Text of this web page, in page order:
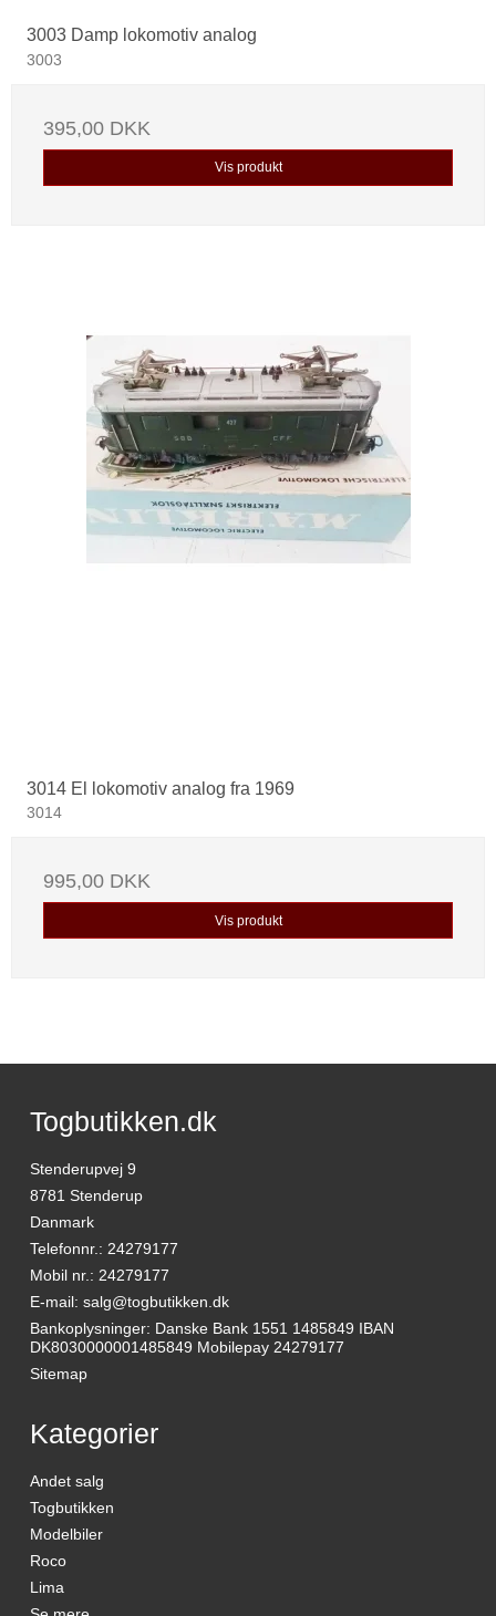
3003 Damp lokomotiv analog
3003
395,00 DKK
Vis produkt
3014 El lokomotiv analog fra 1969
3014
995,00 DKK
Vis produkt
Togbutikken.dk
Stenderupvej 9
8781 Stenderup
Danmark
Telefonnr. : 24279177
Mobil nr. : 24279177
E-mail: salg@togbutikken.dk
Bankoplysninger: Danske Bank 1551 1485849 IBAN
DK8030000001485849 Mobilepay 24279177
Sitemap
Kategorier
Andet salg
Togbutikken
Modelbiler
Roco
Lima